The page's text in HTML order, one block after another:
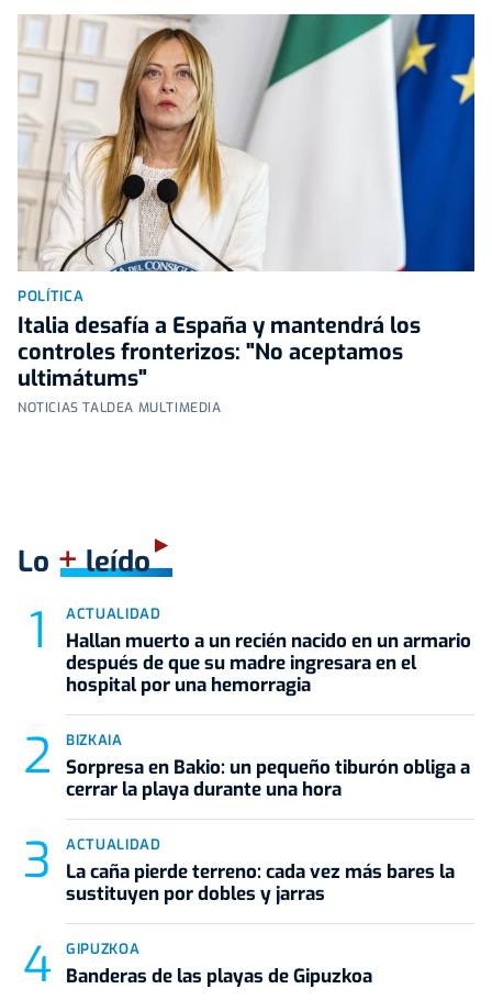
POLÍTICA
Italia desafía a España y mantendrá los
controles fronterizos: "No aceptamos
ultimátums"
NOTICIAS TALDEA MULTIMEDIA
Lo +leído
ACTUALIDAD
Hallan muerto a un recién nacido en un armario
después de que su madre ingresara en el
hospital por una hemorragia
BIZKAIA
Sorpresa en Bakio: un pequeño tiburón obliga a
cerrar la playa durante una hora
ACTUALIDAD
La caña pierde terreno: cada vez más bares la
sustituyen por dobles y jarras
GIPUZKOA
Banderas de las playas de Gipuzkoa